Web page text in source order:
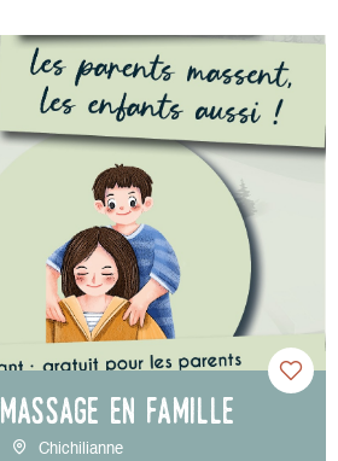
en famille
Chichilianne